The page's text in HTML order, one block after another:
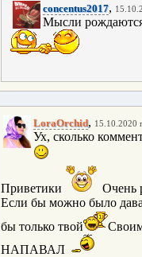
concentus2017,
Мысли
LoraOrchid, 15.10.2020
Ух, сколько
Приветики
Очень
Если бы можно было
бы только твой
НАПАВАЛ